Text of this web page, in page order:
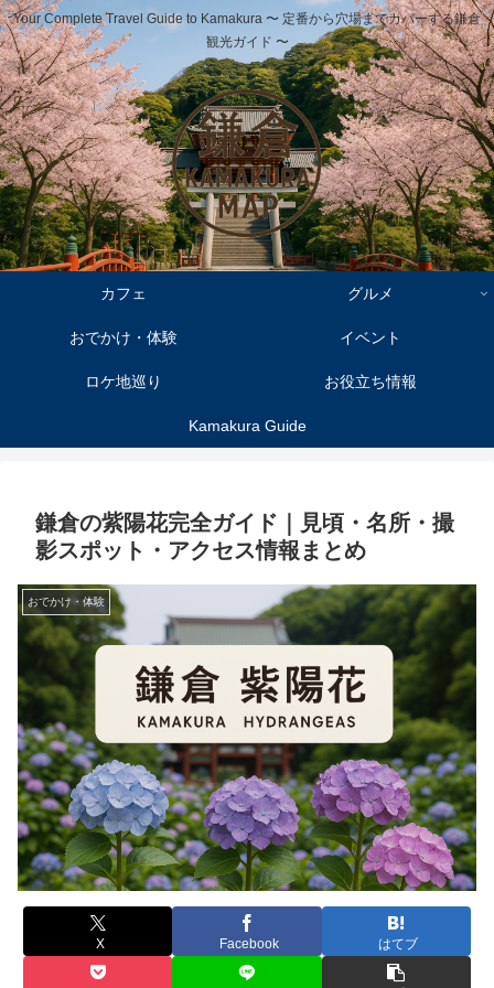
Your Complete Travel Guide to Kamakura 〜 定番から穴場までカバーする鎌倉
観光ガイド 〜
カフェ グルメ
おでかけ・体験 イベント
ロケ地巡り お役立ち情報
Kamakura Guide
鎌倉の紫陽花完全ガイド｜見頃・名所・撮
影スポット・アクセス情報まとめ
おでかけ・体験
X Facebook はてブ